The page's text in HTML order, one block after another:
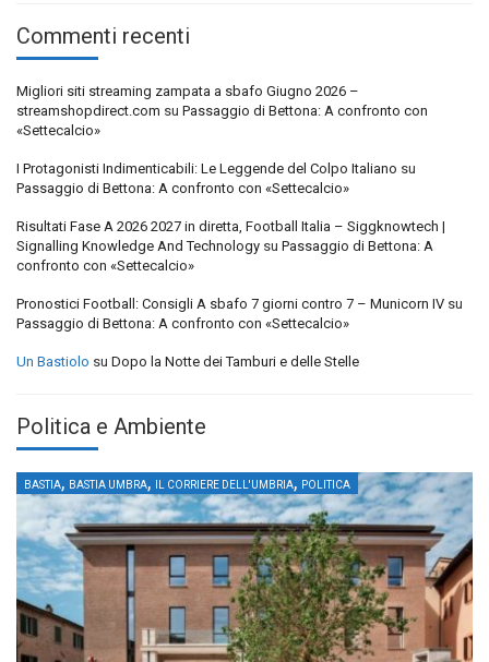
Commenti recenti
Migliori siti streaming zampata a sbafo Giugno 2026 –
streamshopdirect.com su Passaggio di Bettona: A confronto con
«Settecalcio»
I Protagonisti Indimenticabili: Le Leggende del Colpo Italiano su
Passaggio di Bettona: A confronto con «Settecalcio»
Risultati Fase A 2026 2027 in diretta, Football Italia – Siggknowtech |
Signalling Knowledge And Technology su Passaggio di Bettona: A
confronto con «Settecalcio»
Pronostici Football: Consigli A sbafo 7 giorni contro 7 – Municorn IV su
Passaggio di Bettona: A confronto con «Settecalcio»
Un Bastiolo su Dopo la Notte dei Tamburi e delle Stelle
Politica e Ambiente
BASTIA, BASTIA UMBRA, IL CORRIERE DELL'UMBRIA, POLITICA